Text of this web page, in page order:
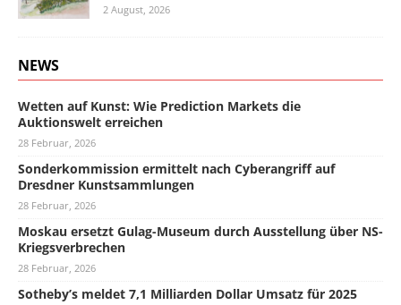
2 August, 2026
NEWS
Wetten auf Kunst: Wie Prediction Markets die
Auktionswelt erreichen
28 Februar, 2026
Sonderkommission ermittelt nach Cyberangriff auf
Dresdner Kunstsammlungen
28 Februar, 2026
Moskau ersetzt Gulag-Museum durch Ausstellung über NS-
Kriegsverbrechen
28 Februar, 2026
Sotheby’s meldet 7,1 Milliarden Dollar Umsatz für 2025